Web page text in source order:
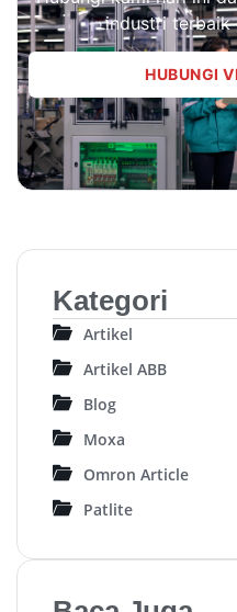
industri terbaik
HUBUNGI
Kategori
Artikel
Artikel ABB
Blog
Moxa
Omron Article
Patlite